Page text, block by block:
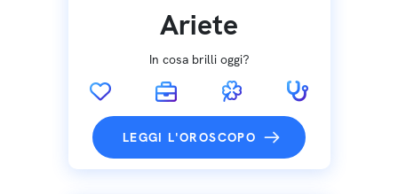
Ariete
In cosa brilli oggi?
LEGGI L'OROSCOPO